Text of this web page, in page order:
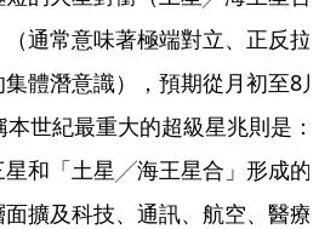
通常意味著極端對立、正反拉
體潛意識），預期從月初至8
世紀最重大的超級星兆則是：
星和「土星╱海王星合」形成的
面擴及科技、通訊、航空、醫療